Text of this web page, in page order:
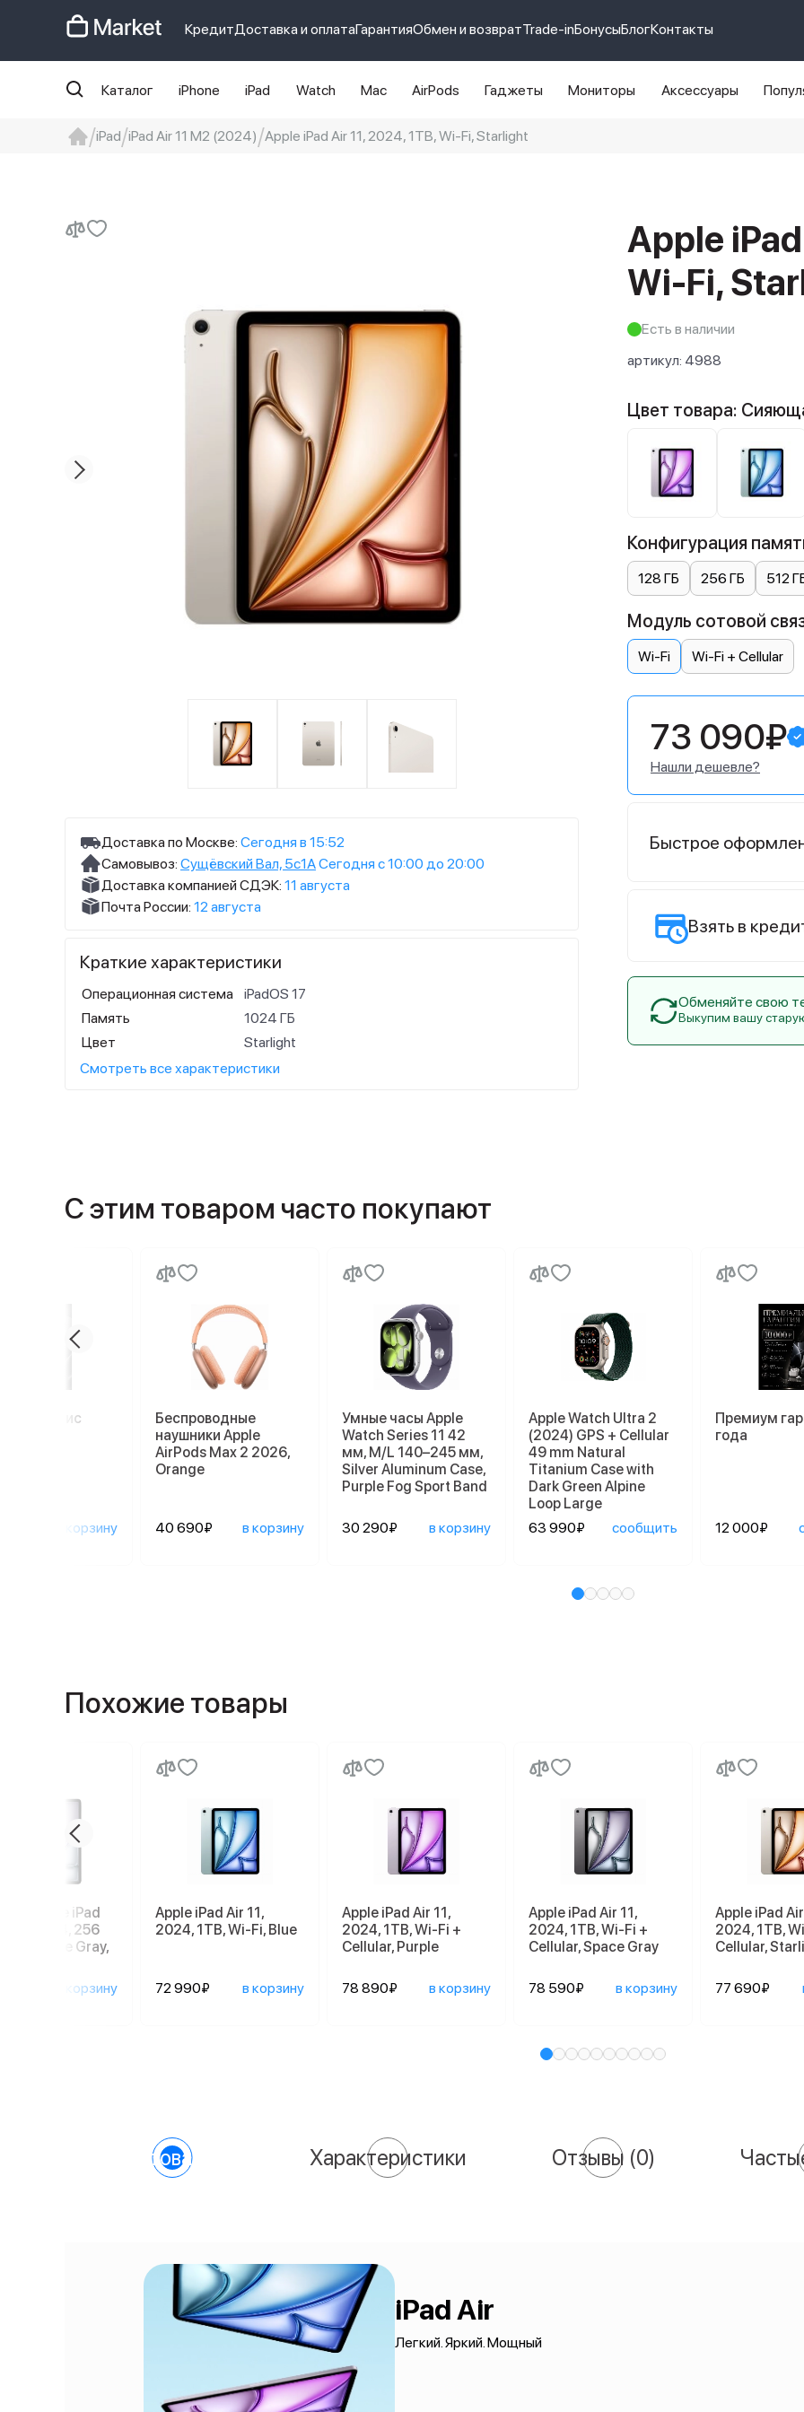
КредитДоставка и оплатаГарантияОбмен и возвратTrade-inБонусыБлогКонтакты
Каталог iPhone iPad Watch Mac AirPods Гаджеты Мониторы Аксессуары
iPad iPad Air 11 M2 (2024) Apple iPad Air 11, 2024, 1TB, Wi-Fi, Starlight
Apple
Wi-Fi,
Есть в наличии
артикул: 4988
Доставка по Москве: Сегодня в 15:52
Самовывоз: Сущёвский Вал, 5с1АСегодня с 10:00 до 20:00
Доставка компанией СДЭК: 11 августа
Почта России: 12 августа
Краткие характеристики
Операционная система
iPadOS 17
Память
1024 ГБ
Цвет
Starlight
Смотреть все характеристики
Цвет товара:
Конфигурация
128 ГБ 256 ГБ 512
Модуль сотовой
Wi-Fi Wi-Fi + Cellular
73 090₽
Нашли дешевле?
Быстрое
Взять в
Обменяйте свою
Выкупим вашу
С этим товаром часто покупают
сервис
в корзину
Беспроводные
наушники Apple
AirPods Max 2 2026,
Orange
40 690₽ в корзину
Умные часы Apple
Watch Series 11 42
мм, M/L 140–245 мм,
Silver Aluminum Case,
Purple Fog Sport Band
30 290₽ в корзину
Apple Watch Ultra 2
(2024) GPS + Cellular
49 mm Natural
Titanium Case with
Dark Green Alpine
Loop Large
63 990₽
сообщить
Премиум
года
12 000₽
Похожие товары
Apple iPad
2026 M4, 256
Fi, Space Gray,
в корзину
Apple iPad Air 11,
2024, 1TB, Wi-Fi, Blue
72 990₽ в корзину
Apple iPad Air 11,
2024, 1TB, Wi-Fi +
Cellular, Purple
78 890₽ в корзину
Apple iPad Air 11,
2024, 1TB, Wi-Fi +
Cellular, Space Gray
78 590₽ в корзину
Apple iPad
2024, 1TB,
Cellular,
77 690₽
О товаре Характеристики Отзывы (0)
iPad Air
Легкий. Яркий. Мощный